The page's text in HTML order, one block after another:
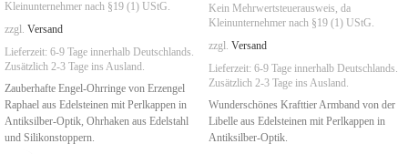
Kleinunternehmer nach §19 (1) UStG.
zzgl. Versand
Lieferzeit: 6-9 Tage innerhalb Deutschlands.
Zusätzlich 2-3 Tage ins Ausland.
Zauberhafte Engel-Ohrringe von Erzengel
Raphael aus Edelsteinen mit Perlkappen in
Antiksilber-Optik, Ohrhaken aus Edelstahl
und Silikonstoppern.
Kein Mehrwertsteuerausweis, da
Kleinunternehmer nach §19 (1) UStG.
zzgl. Versand
Lieferzeit: 6-9 Tage innerhalb Deutschlands.
Zusätzlich 2-3 Tage ins Ausland.
Wunderschönes Krafttier Armband von der
Libelle aus Edelsteinen mit Perlkappen in
Antiksilber-Optik.